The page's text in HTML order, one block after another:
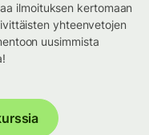
ilmoituksen kertomaan
yhteenvetojen
uusimmista